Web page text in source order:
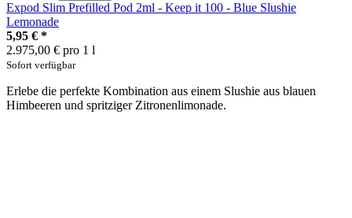
Expod Slim Prefilled Pod 2ml - Keep it 100 - Blue Slushie
Lemonade
5,95 € *
2.975,00 € pro 1 l
Sofort verfügbar
Erlebe die perfekte Kombination aus einem Slushie aus blauen
Himbeeren und spritziger Zitronenlimonade.